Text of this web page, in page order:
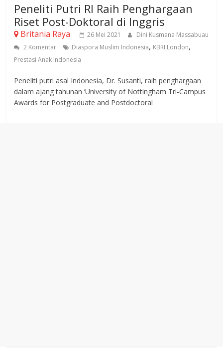
Peneliti Putri RI Raih Penghargaan
Riset Post-Doktoral di Inggris
Britania Raya 26 Mei 2021
Dini Kusmana Massabuau
2 Komentar
Diaspora Muslim Indonesia, KBRI London,
Prestasi Anak Indonesia
Peneliti putri asal Indonesia, Dr. Susanti, raih penghargaan
dalam ajang tahunan ‘University of Nottingham Tri-Campus
Awards for Postgraduate and Postdoctoral